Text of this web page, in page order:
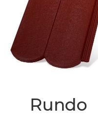
Rundo
489 Ft/db -tól